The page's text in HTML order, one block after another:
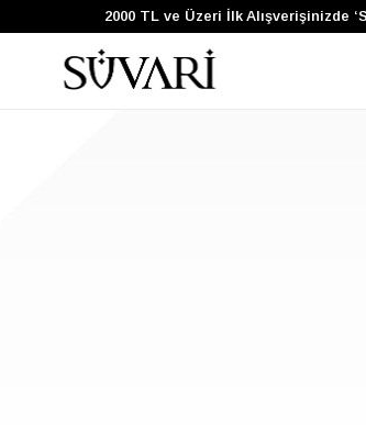
2000 TL ve Üzeri İlk Alışverişinizde